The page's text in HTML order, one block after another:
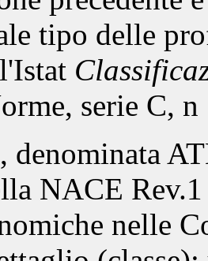
tipo delle
serie C, n
denominata
NACE
nelle